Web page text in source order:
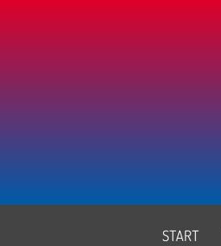
START